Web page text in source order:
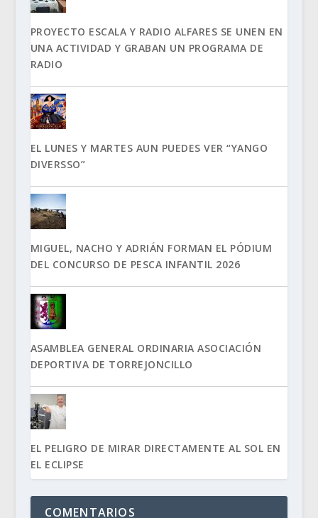
PROYECTO ESCALA Y RADIO ALFARES SE UNEN EN
UNA ACTIVIDAD Y GRABAN UN PROGRAMA DE
RADIO
EL LUNES Y MARTES AUN PUEDES VER “YANGO
DIVERSSO”
MIGUEL, NACHO Y ADRIÁN FORMAN EL PÓDIUM
DEL CONCURSO DE PESCA INFANTIL 2026
ASAMBLEA GENERAL ORDINARIA ASOCIACIÓN
DEPORTIVA DE TORREJONCILLO
EL PELIGRO DE MIRAR DIRECTAMENTE AL SOL EN
EL ECLIPSE
COMENTARIOS